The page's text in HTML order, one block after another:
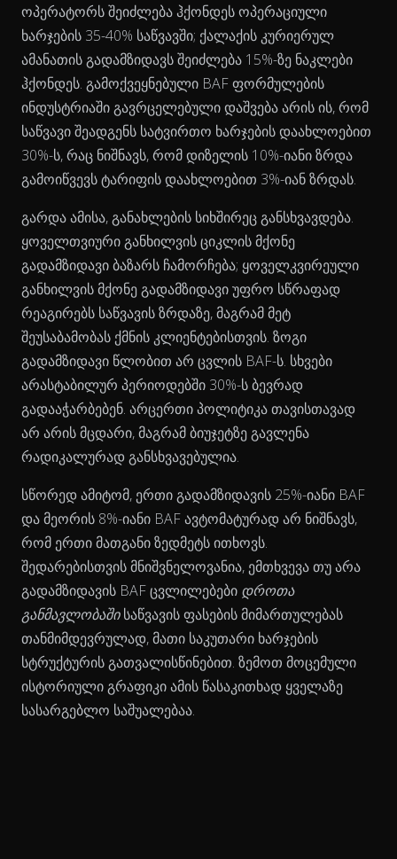
ოპერატორს შეიძლება ჰქონდეს ოპერაციული
ხარჯების 35-40% საწვავში; ქალაქის კურიერულ
ამანათის გადამზიდავს შეიძლება 15%-ზე ნაკლები
ჰქონდეს. გამოქვეყნებული BAF ფორმულების
ინდუსტრიაში გავრცელებული დაშვება არის ის, რომ
საწვავი შეადგენს სატვირთო ხარჯების დაახლოებით
30%-ს, რაც ნიშნავს, რომ დიზელის 10%-იანი ზრდა
გამოიწვევს ტარიფის დაახლოებით 3%-იან ზრდას.
გარდა ამისა, განახლების სიხშირეც განსხვავდება.
ყოველთვიური განხილვის ციკლის მქონე
გადამზიდავი ბაზარს ჩამორჩება; ყოველკვირეული
განხილვის მქონე გადამზიდავი უფრო სწრაფად
რეაგირებს საწვავის ზრდაზე, მაგრამ მეტ
შეუსაბამობას ქმნის კლიენტებისთვის. ზოგი
გადამზიდავი წლობით არ ცვლის BAF-ს. სხვები
არასტაბილურ პერიოდებში 30%-ს ბევრად
გადააჭარბებენ. არცერთი პოლიტიკა თავისთავად
არ არის მცდარი, მაგრამ ბიუჯეტზე გავლენა
რადიკალურად განსხვავებულია.
სწორედ ამიტომ, ერთი გადამზიდავის 25%-იანი BAF
და მეორის 8%-იანი BAF ავტომატურად არ ნიშნავს,
რომ ერთი მათგანი ზედმეტს ითხოვს.
შედარებისთვის მნიშვნელოვანია, ემთხვევა თუ არა
გადამზიდავის BAF ცვლილებები დროთა
განმავლობაშისაწვავის ფასების მიმართულებას
თანმიმდევრულად, მათი საკუთარი ხარჯების
სტრუქტურის გათვალისწინებით. ზემოთ მოცემული
ისტორიული გრაფიკი ამის წასაკითხად ყველაზე
სასარგებლო საშუალებაა.